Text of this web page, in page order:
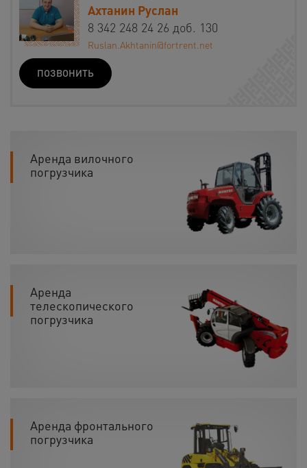
Ахтанин Руслан
8 342 248 24 26 доб. 130
Ruslan.Akhtanin@fortrent.net
ПОЗВОНИТЬ
Аренда вилочного
погрузчика
Аренда
телескопического
погрузчика
Аренда фронтального
погрузчика